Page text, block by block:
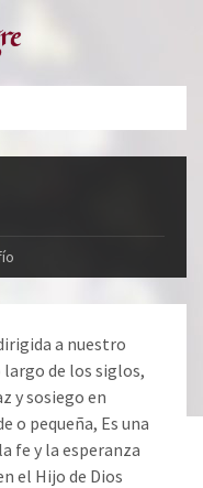
a nuestro
de los siglos,
y sosiego en
o pequeña, Es una
fe y la esperanza
el Hijo de Dios